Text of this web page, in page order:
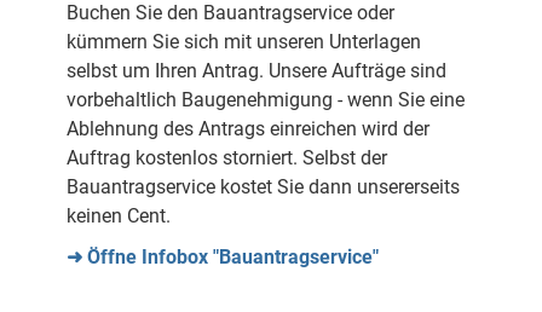
Buchen Sie den Bauantragservice oder
kümmern Sie sich mit unseren Unterlagen
selbst um Ihren Antrag. Unsere Aufträge sind
vorbehaltlich Baugenehmigung - wenn Sie eine
Ablehnung des Antrags einreichen wird der
Auftrag kostenlos storniert. Selbst der
Bauantragservice kostet Sie dann unsererseits
keinen Cent.
➜ Öffne Infobox "Bauantragservice"